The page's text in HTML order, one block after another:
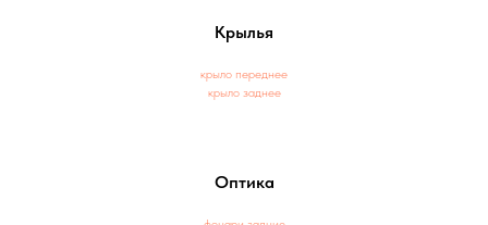
Крылья
крыло переднее
крыло заднее
Оптика